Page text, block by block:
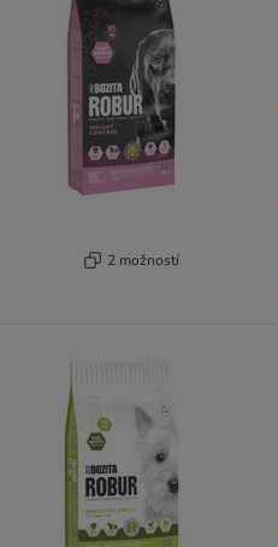
2 možností